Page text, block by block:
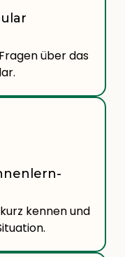
über das
kennen und